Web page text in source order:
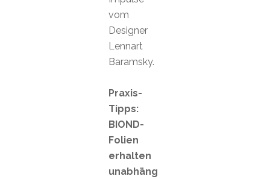
vom
Designer
Lennart
Baramsky.
Praxis-
Tipps:
BIOND-
Folien
erhalten
unabhäng